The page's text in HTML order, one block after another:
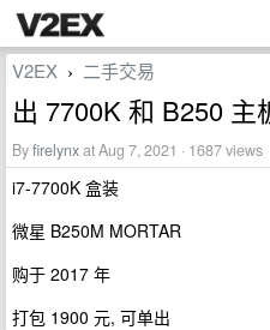
V2EX › 二手交易
出 7700K 和 B250 主
Byfirelynxat Aug 7, 2021 · 1687 views
i7-7700K 盒装
微星 B250M MORTAR
购于 2017 年
打包 1900 元, 可单出